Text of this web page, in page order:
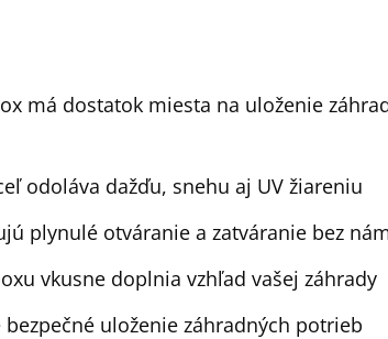
má dostatok miesta na uloženie
odoláva dažďu, snehu aj UV žiareniu
plynulé otváranie a zatváranie bez
vkusne doplnia vzhľad vašej záhrady
uloženie záhradných potrieb